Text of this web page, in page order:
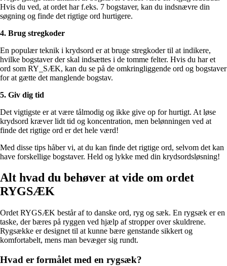
Hvis du ved, at ordet har f.eks. 7 bogstaver, kan du indsnævre din
søgning og finde det rigtige ord hurtigere.
4. Brug stregkoder
En populær teknik i krydsord er at bruge stregkoder til at indikere,
hvilke bogstaver der skal indsættes i de tomme felter. Hvis du har et
ord som RY_SÆK, kan du se på de omkringliggende ord og bogstaver
for at gætte det manglende bogstav.
5. Giv dig tid
Det vigtigste er at være tålmodig og ikke give op for hurtigt. At løse
krydsord kræver lidt tid og koncentration, men belønningen ved at
finde det rigtige ord er det hele værd!
Med disse tips håber vi, at du kan finde det rigtige ord, selvom det kan
have forskellige bogstaver. Held og lykke med din krydsordsløsning!
Alt hvad du behøver at vide om ordet
RYGSÆK
Ordet RYGSÆK består af to danske ord, ryg og sæk. En rygsæk er en
taske, der bæres på ryggen ved hjælp af stropper over skuldrene.
Rygsække er designet til at kunne bære genstande sikkert og
komfortabelt, mens man bevæger sig rundt.
Hvad er formålet med en rygsæk?